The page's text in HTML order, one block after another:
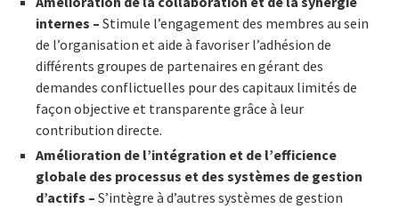
internes – Stimule l’engagement des membres au sein
de l’organisation et aide à favoriser l’adhésion de
différents groupes de partenaires en gérant des
demandes conflictuelles pour des capitaux limités de
façon objective et transparente grâce à leur
contribution directe.
Amélioration de l’intégration et de l’efficience
globale des processus et des systèmes de gestion
d’actifs – S’intègre à d’autres systèmes de gestion